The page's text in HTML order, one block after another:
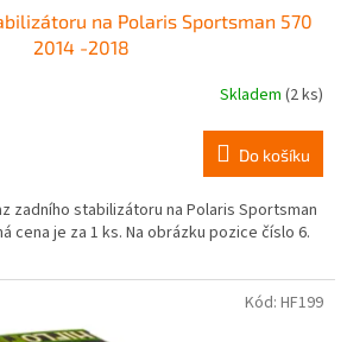
na Polaris Sportsman 570
2014 -2018
Skladem (2 ks)
Do košíku
zadního stabilizátoru na Polaris Sportsman
cena je za 1 ks. Na obrázku pozice číslo 6.
Kód: HF199